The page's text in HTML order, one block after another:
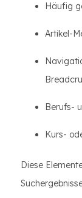
Häufig
Artikel-
Berufs-
Kurs-
Diese